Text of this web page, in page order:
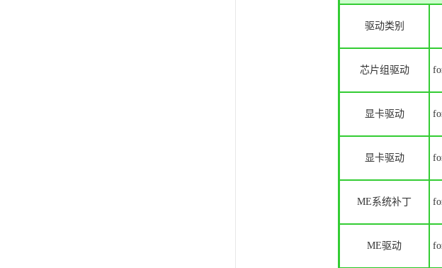
驱动类别
芯片组驱动
显卡驱动
显卡驱动
ME系统补丁
ME驱动